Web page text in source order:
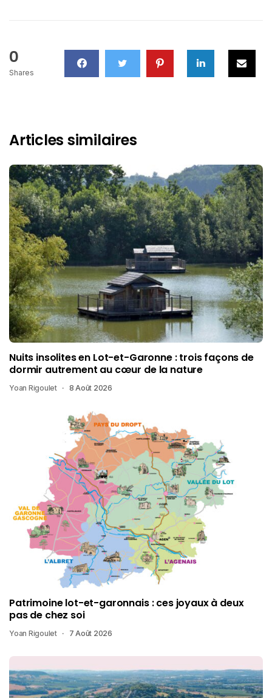
0
Shares
Articles similaires
Nuits insolites en Lot-et-Garonne : trois façons de
dormir autrement au cœur de la nature
Yoan Rigoulet 8 Août 2026
Patrimoine lot-et-garonnais : ces joyaux à deux
pas de chez soi
Yoan Rigoulet 7 Août 2026